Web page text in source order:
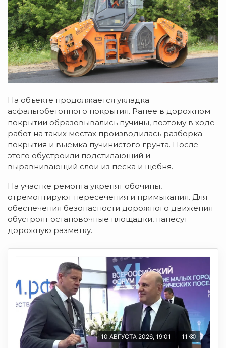
На объекте продолжается укладка
асфальтобетонного покрытия. Ранее в дорожном
покрытии образовывались пучины, поэтому в ходе
работ на таких местах производилась разборка
покрытия и выемка пучинистого грунта. После
этого обустроили подстилающий и
выравнивающий слои из песка и щебня.
На участке ремонта укрепят обочины,
отремонтируют пересечения и примыкания. Для
обеспечения безопасности дорожного движения
обустроят остановочные площадки, нанесут
дорожную разметку.
10 АВГУСТА 2026, 19:01 11